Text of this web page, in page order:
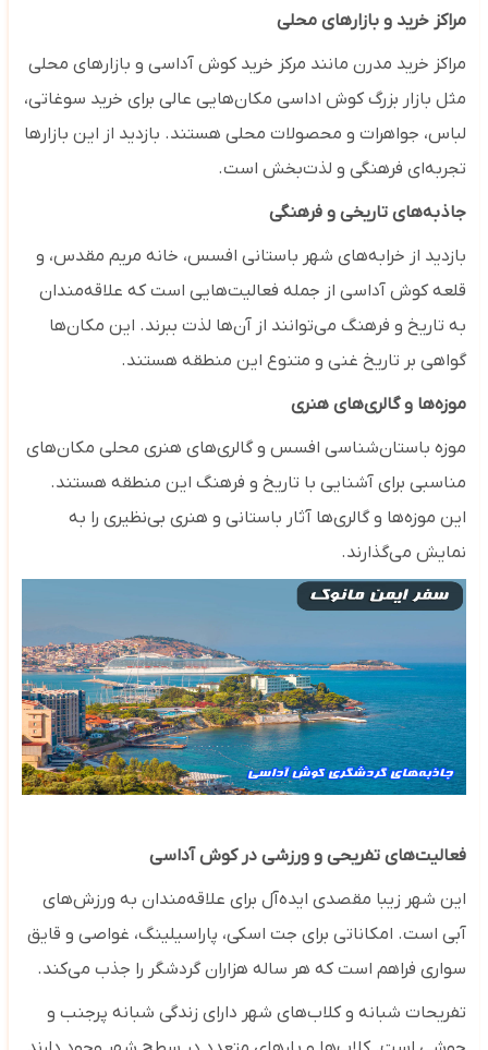
مراکز خرید و بازارهای محلی
مراکز خرید مدرن مانند مرکز خرید کوش آداسی و بازارهای محلی
مثل بازار بزرگ کوش اداسی مکان‌هایی عالی برای خرید سوغاتی،
لباس، جواهرات و محصولات محلی هستند. بازدید از این بازارها
تجربه‌ای فرهنگی و لذت‌بخش است.
جاذبه‌های تاریخی و فرهنگی
بازدید از خرابه‌های شهر باستانی افسس، خانه مریم مقدس، و
قلعه کوش آداسی از جمله فعالیت‌هایی است که علاقه‌مندان
به تاریخ و فرهنگ می‌توانند از آن‌ها لذت ببرند. این مکان‌ها
گواهی بر تاریخ غنی و متنوع این منطقه هستند.
موزه‌ها و گالری‌های هنری
موزه باستان‌شناسی افسس و گالری‌های هنری محلی مکان‌های
مناسبی برای آشنایی با تاریخ و فرهنگ این منطقه هستند.
این موزه‌ها و گالری‌ها آثار باستانی و هنری بی‌نظیری را به
نمایش می‌گذارند.
فعالیت‌های تفریحی و ورزشی در کوش آداسی
این شهر زیبا مقصدی ایده‌آل برای علاقه‌مندان به ورزش‌های
آبی است. امکاناتی برای جت اسکی، پاراسیلینگ، غواصی و قایق‌
سواری فراهم است که هر ساله هزاران گردشگر را جذب می‌کند.
تفریحات شبانه و کلاب‌های شهر دارای زندگی شبانه پرجنب ‌و